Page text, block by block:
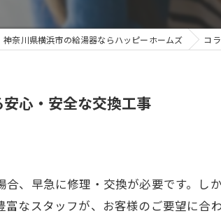
神奈川県横浜市の給湯器ならハッピーホームズ コ
心・安全な交換工事
、早急に修理・交換が必要です。し
なスタッフが、お客様のご要望に合